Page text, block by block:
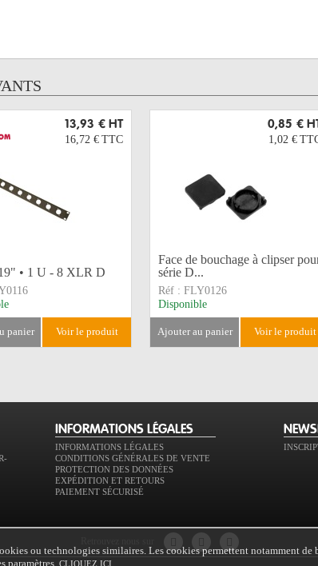
13,93 € HT
16,72 € TTC
• 1 U - 8 XLR D
panier voir le produit
0,85 €
1,02 €
Face de bouchage à clipser
série D...
Réf : FLY0126
Disponible
ajouter au panier voir le produit
INFORMATIONS LÉGALES
INFORMATIONS LÉGALES
CONDITIONS GÉNÉRALES DE VENTE
PROTECTION DES DONNÉES
EXPÉDITION ET RETOURS
PAIEMENT SÉCURISÉ
ou technologies similaires. Les cookies permettent notamment de
paramètres, CLIQUEZ ICI